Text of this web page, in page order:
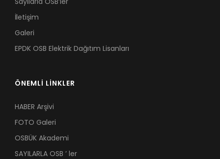
İletişim
Galeri
EPDK OSB Elektrik Dağıtım Lisanları
ÖNEMLİ LİNKLER
HABER Arşivi
FOTO Galeri
OSBÜK Akademi
SAYILARLA OSB ’ ler